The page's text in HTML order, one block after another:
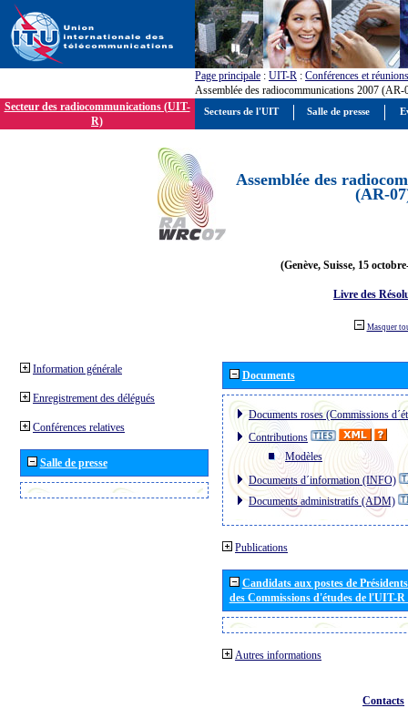
Page principale : UIT-R : Conférences et réunions
Assemblée des radiocommunications 2007 (AR-
Secteur des radiocommunications (UIT-
R)
Assemblée des
(AR-
(Genève, Suisse, 15
Livre des
Masquer
Information générale
Enregistrement des délégués
Conférences relatives
Salle de presse
Documents
Documents roses (Commissions
Contributions
Modèles
Documents d´information (INFO)
Documents administratifs (ADM)
Publications
Candidats aux postes de
des Commissions d'études de l'UIT-
Autres informations
Contacts
Secteurs de l'UIT Salle de presse